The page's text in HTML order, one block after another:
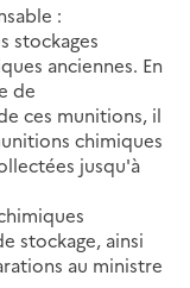
:
stockages
anciennes. En
de
ces munitions, il
chimiques
jusqu'à
stockage, ainsi
au ministre